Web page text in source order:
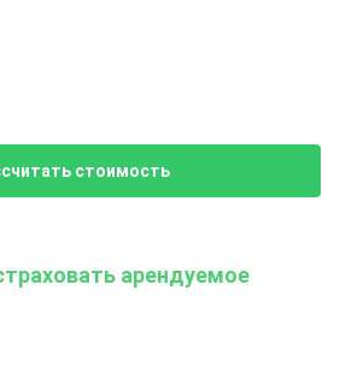
стоимость
арендуемое